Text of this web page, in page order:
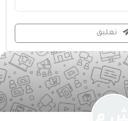
تعليق